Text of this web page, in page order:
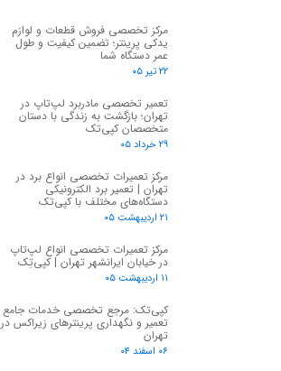
مرکز تخصصی فروش قطعات و لوازم
یدکی پرینتر؛ تضمین کیفیت و طول
عمر دستگاه شما
۲۲ تیر ۰۵
تعمیر تخصصی مادربرد لپ‌تاپ در
تهران؛ بازگشت به زندگی با دستان
متخصصان کپی‌تک
۲۹ خرداد ۰۵
مرکز تعمیرات تخصصی انواع برد در
تهران | تعمیر برد الکترونیکی
دستگاه‌های مختلف با کپی‌تک
۲۱ اردیبهشت ۰۵
مرکز تعمیرات تخصصی انواع لپ‌تاپ
در خیابان ایرانشهر تهران | کپی‌تِک
۱۱ اردیبهشت ۰۵
کپی‌تک: مرجع تخصصی خدمات جامع
تعمیر و نگهداری پرینترهای زیراکس در
تهران
۰۶ اسفند ۰۴